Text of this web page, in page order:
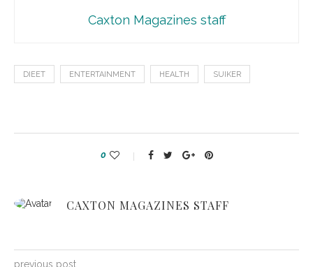
Caxton Magazines staff
DIEET ENTERTAINMENT HEALTH SUIKER
0
CAXTON MAGAZINES STAFF
previous post